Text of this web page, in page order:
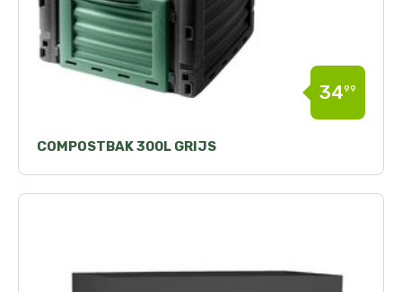
COMPOSTBAK 300L GRIJS
3499